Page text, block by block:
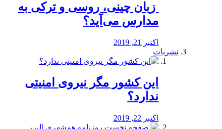
️ زبان چینی، روسی و ترکی به
مدارس می‌آید؟
اکتبر 21, 2019
نشریات
این کشور مگر نیروی امنیتی
ندارد؟
اکتبر 22, 2019